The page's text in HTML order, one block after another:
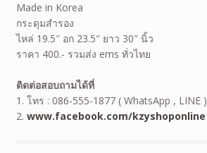
Made in Korea
กระดุมสำรอง
ไหล่ 19.5″ อก 23.5″ ยาว 30″ นิ้ว
ราคา 400.- รวมส่ง ems ทั่วไทย
ติดต่อสอบถามได้ที่
1. โทร : 086-555-1877 ( WhatsApp , LINE )
2. www.facebook.com/kzyshoponline